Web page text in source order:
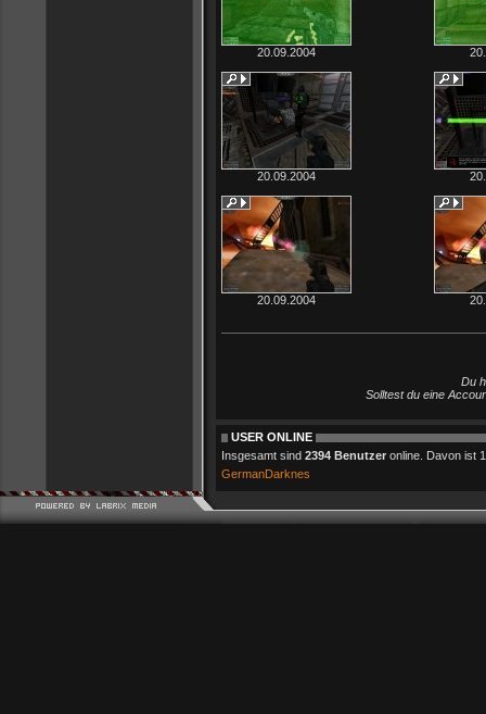
20.09.2004
20.09.2004
20.09.2004
Du
Solltest du eine
USER ONLINE
Insgesamt sind 2394 Benutzer online. Davon ist
GermanDarknes